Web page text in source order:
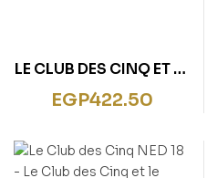
LE CLUB DES CINQ ET LE
PASSAGE SECRET
EGP422.50